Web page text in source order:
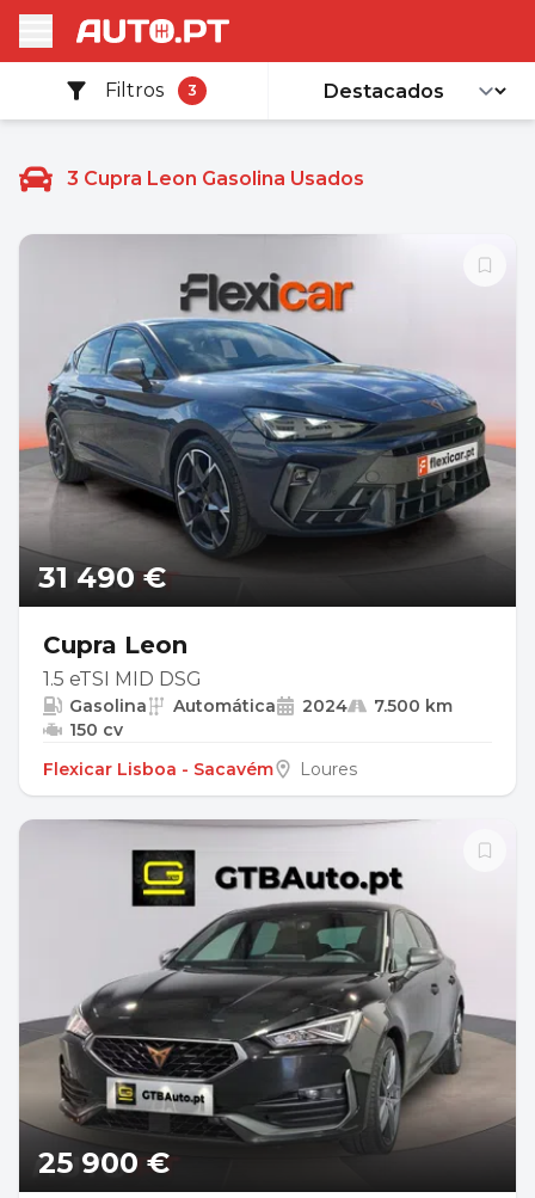
Filtros 3
3 Cupra Leon Gasolina Usados
31 490 €
Cupra Leon
1.5 eTSI MID DSG
Gasolina Automática 2024
7.500 km
150 cv
Flexicar Lisboa - Sacavém
Loures
25 900 €